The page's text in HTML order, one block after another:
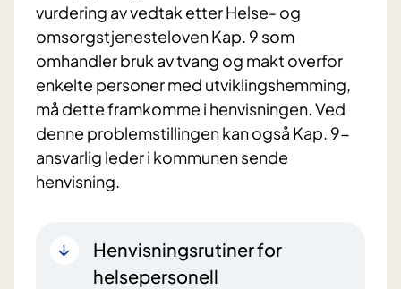
vurdering av vedtak etter Helse- og
omsorgstjenesteloven Kap. 9 som
omhandler bruk av tvang og makt overfor
enkelte personer med utviklingshemming,
må dette framkomme i henvisningen. Ved
denne problemstillingen kan også Kap. 9-
ansvarlig leder i kommunen sende
henvisning.
Henvisningsrutiner for
helsepersonell